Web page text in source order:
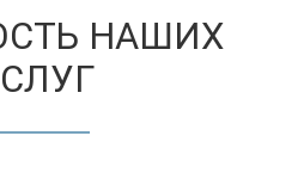
НАШИХ